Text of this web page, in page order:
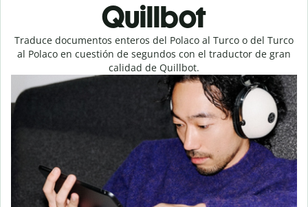
Quillbot
Traduce documentos enteros del Polaco al Turco o del Turco
al Polaco en cuestión de segundos con el traductor de gran
calidad de Quillbot.